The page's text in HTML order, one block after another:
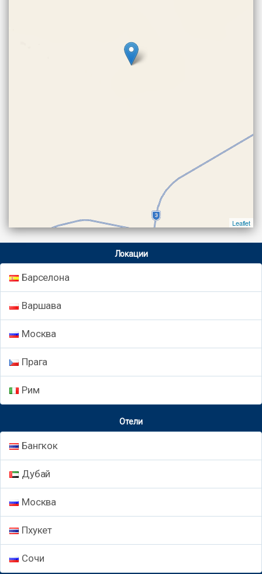
Leaflet
Локации
Барселона
Варшава
Москва
Прага
Рим
Отели
Бангкок
Дубай
Москва
Пхукет
Сочи